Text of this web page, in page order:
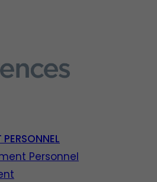
Personnel